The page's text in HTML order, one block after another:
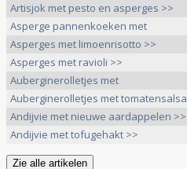
Artisjok met pesto en asperges >>
Asperge pannenkoeken met
bieslooksaus >>
Asperges met limoenrisotto >>
Asperges met ravioli >>
Auberginerolletjes met
Hazelnotentapenade >>
Auberginerolletjes met tomatensalsa
>>
Andijvie met nieuwe aardappelen >>
Andijvie met tofugehakt >>